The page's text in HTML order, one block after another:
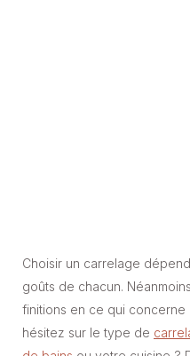
Choisir un carrelage
goûts de chacun.
finitions en ce qui concerne
hésitez sur le type de